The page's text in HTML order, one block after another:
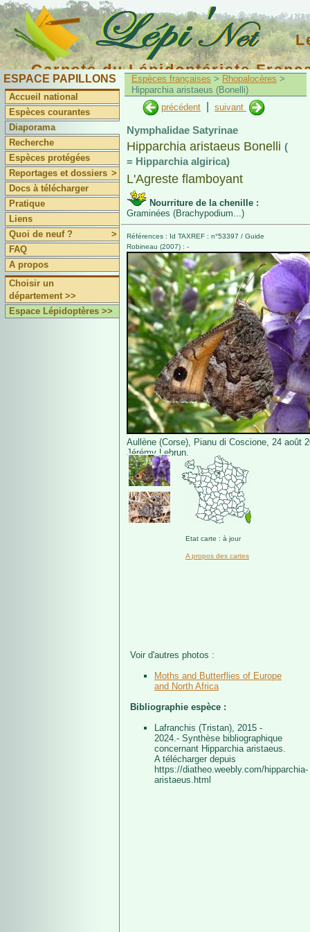
Carnets du Lépidoptériste
ESPACE PAPILLONS
Accueil national
Espèces courantes
Diaporama
Recherche
Espèces protégées
Reportages et dossiers >
Docs à télécharger
Pratique
Liens
Quoi de neuf ?
>
FAQ
A propos
Choisir un
département >>
Espace Lépidoptères >>
Espèces françaises > Rhopalocères >
Hipparchia aristaeus (Bonelli)
précédent
suivant
Nymphalidae Satyrinae
Hipparchia aristaeus Bonelli (
= Hipparchia algirica)
L'Agreste flamboyant
Nourriture de la chenille :
Graminées (Brachypodium...)
Références : Id TAXREF : n°53397 / Guide
Robineau (2007) : -
Aullène (Corse), Pianu di Coscione, 24 août
Jérémy Lebrun.
Etat carte : à jour
A propos des cartes
Voir d'autres photos :
Moths and Butterflies of Europe
and North Africa
Bibliographie espèce :
Lafranchis (Tristan), 2015 -
2024.- Synthèse bibliographique
concernant Hipparchia aristaeus.
A télécharger depuis
https://diatheo.weebly.com/hipparchia-
aristaeus.html